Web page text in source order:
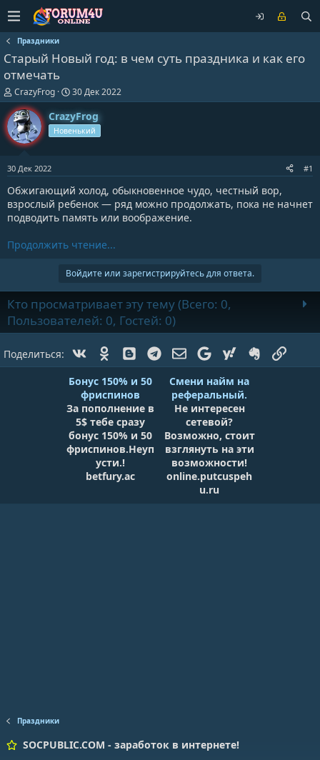
Праздники
Старый Новый год: в чем суть праздника и как его
отмечать
А
в
т
о
р
т
м
CrazyFrog
Д
а
т
а
н
а
30 Дек 2022
CrazyFrog
Новенький
30 Дек 2022 #1
Обжигающий холод, обыкновенное чудо, честный вор,
взрослый ребенок — ряд можно продолжать, пока не начнет
подводить память или воображение.
Продолжить чтение...
Войдите или зарегистрируйтесь для ответа.
Кто просматривает эту тему (Всего: 0,
Пользователей: 0, Гостей: 0)
Поделиться: Vk Ok BloggerTelegramЭлектронная почта
GoogleYahoo Evernote
Бонус 150% и 50
фриспинов
За пополнение в
5$ тебе сразу
бонус 150% и 50
фриспинов.Неуп
усти.!
betfury.ac
Смени найм на
реферальный.
Не интересен
сетевой?
Возможно, стоит
взглянуть на эти
возможности!
online.putcuspeh
u.ru
Праздники
SOCPUBLIC.COM - заработок в интернете!